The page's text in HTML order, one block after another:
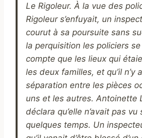
Le Rigoleur. À la vue des
Rigoleur s’enfuyait, un
courut à sa poursuite sans
la perquisition les policiers
compte que les lieux qui
les deux familles, et qu’il n’y
séparation entre les pièces
uns et les autres. Antoinette
déclara qu’elle n’avait pas
quelques temps. Un